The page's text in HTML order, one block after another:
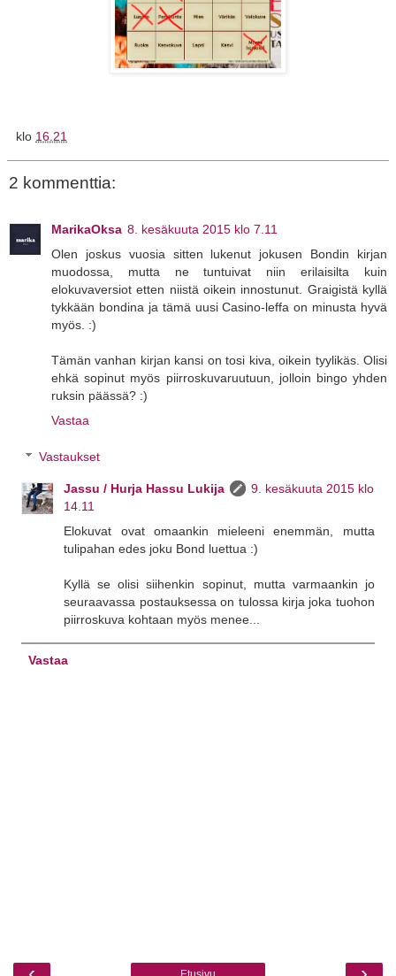
klo 16.21
2 kommenttia:
MarikaOksa 8. kesäkuuta 2015 klo 7.11
Olen joskus vuosia sitten lukenut jokusen Bondin kirjan
muodossa, mutta ne tuntuivat niin erilaisilta kuin
elokuvaversiot etten niistä oikein innostunut. Graigistä kyllä
tykkään bondina ja tämä uusi Casino-leffa on minusta hyvä
myös. :)
Tämän vanhan kirjan kansi on tosi kiva, oikein tyylikäs. Olisi
ehkä sopinut myös piirroskuvaruutuun, jolloin bingo yhden
ruksin päässä? :)
Vastaa
Vastaukset
Jassu / Hurja Hassu Lukija
9. kesäkuuta 2015 klo
14.11
Elokuvat ovat omaankin mieleeni enemmän, mutta
tulipahan edes joku Bond luettua :)
Kyllä se olisi siihenkin sopinut, mutta varmaankin jo
seuraavassa postauksessa on tulossa kirja joka tuohon
piirroskuva kohtaan myös menee...
Vastaa